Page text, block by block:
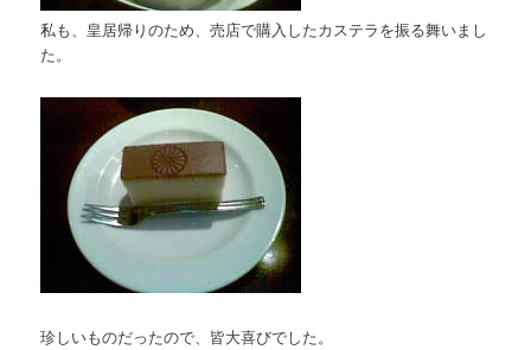
私も、皇居帰りのため、売店で購入したカステラを振る舞いまし
た。
珍しいものだったので、皆大喜びでした。